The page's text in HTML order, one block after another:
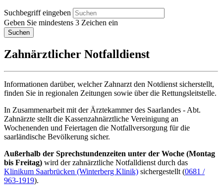
Suchbegriff eingeben
Geben Sie mindestens 3 Zeichen ein
Suchen
Zahnärztlicher Notfalldienst
Informationen darüber, welcher Zahnarzt den Notdienst sicherstellt,
finden Sie in regionalen Zeitungen sowie über die Rettungsleitstelle.
In Zusammenarbeit mit der Ärztekammer des Saarlandes - Abt.
Zahnärzte stellt die Kassenzahnärztliche Vereinigung an
Wochenenden und Feiertagen die Notfallversorgung für die
saarländische Bevölkerung sicher.
Außerhalb der Sprechstundenzeiten unter der Woche (Montag
bis Freitag) wird der zahnärztliche Notfalldienst durch das
Klinikum Saarbrücken (Winterberg Klinik) sichergestellt (0681 /
963-1919).